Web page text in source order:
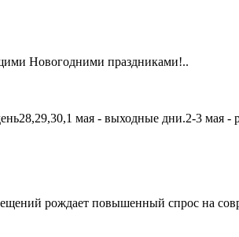
Новогодними праздниками!..
мая - выходные дни.2-3 мая
рождает повышенный спрос на